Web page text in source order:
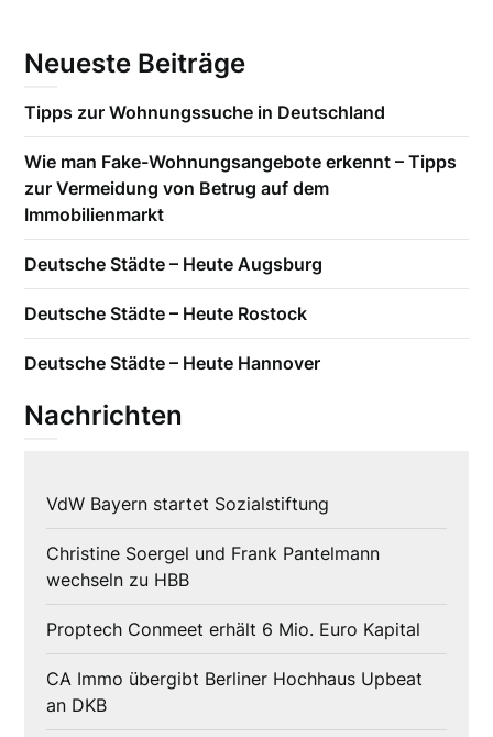
Neueste Beiträge
Tipps zur Wohnungssuche in Deutschland
Wie man Fake-Wohnungsangebote erkennt – Tipps
zur Vermeidung von Betrug auf dem
Immobilienmarkt
Deutsche Städte – Heute Augsburg
Deutsche Städte – Heute Rostock
Deutsche Städte – Heute Hannover
Nachrichten
VdW Bayern startet Sozialstiftung
Christine Soergel und Frank Pantelmann
wechseln zu HBB
Proptech Conmeet erhält 6 Mio. Euro Kapital
CA Immo übergibt Berliner Hochhaus Upbeat
an DKB